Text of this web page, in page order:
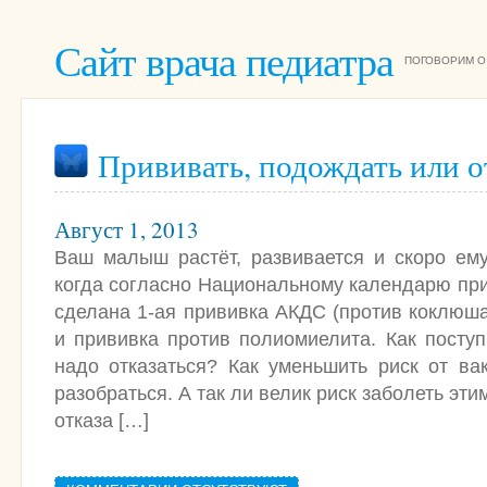
Сайт врача педиатра ПОГОВОРИМ
Прививать, подождать или
Август 1, 2013
Ваш малыш растёт, развивается и скоро
когда согласно Национальному календарю
сделана 1-ая прививка АКДС (против
и прививка против полиомиелита. Как
надо отказаться? Как уменьшить риск от
разобраться. А так ли велик риск заболеть
отказа […]